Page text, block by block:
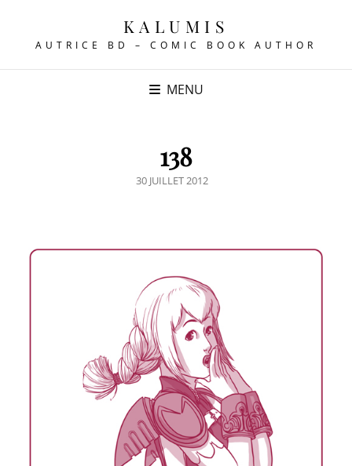
KALUMIS
AUTRICE BD – COMIC BOOK AUTHOR
MENU
138
POSTED
30 JUILLET 2012